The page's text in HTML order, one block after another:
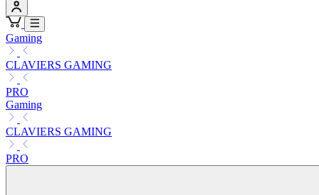
Gaming
CLAVIERS GAMING
PRO
Gaming
CLAVIERS GAMING
PRO